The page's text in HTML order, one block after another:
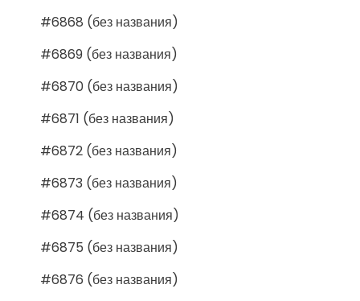
#6868 (без названия)
#6869 (без названия)
#6870 (без названия)
#6871 (без названия)
#6872 (без названия)
#6873 (без названия)
#6874 (без названия)
#6875 (без названия)
#6876 (без названия)